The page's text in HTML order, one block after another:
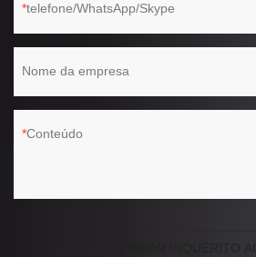
telefone/WhatsApp/Skype
Nome da empresa
Conteúdo
ENVIAR INQUÉRITO